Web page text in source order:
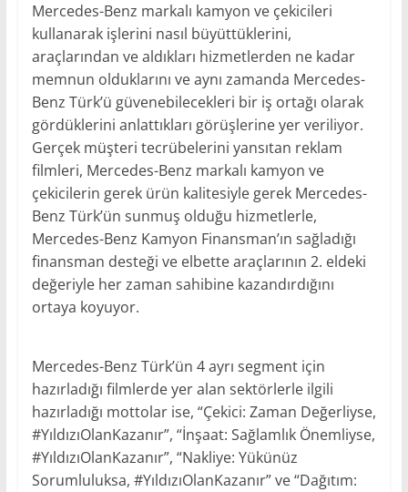
Mercedes-Benz markalı kamyon ve çekicileri
kullanarak işlerini nasıl büyüttüklerini,
araçlarından ve aldıkları hizmetlerden ne kadar
memnun olduklarını ve aynı zamanda Mercedes-
Benz Türk’ü güvenebilecekleri bir iş ortağı olarak
gördüklerini anlattıkları görüşlerine yer veriliyor.
Gerçek müşteri tecrübelerini yansıtan reklam
filmleri, Mercedes-Benz markalı kamyon ve
çekicilerin gerek ürün kalitesiyle gerek Mercedes-
Benz Türk’ün sunmuş olduğu hizmetlerle,
Mercedes-Benz Kamyon Finansman’ın sağladığı
finansman desteği ve elbette araçlarının 2. eldeki
değeriyle her zaman sahibine kazandırdığını
ortaya koyuyor.
Mercedes-Benz Türk’ün 4 ayrı segment için
hazırladığı filmlerde yer alan sektörlerle ilgili
hazırladığı mottolar ise, “Çekici: Zaman Değerliyse,
#YıldızıOlanKazanır”, “İnşaat: Sağlamlık Önemliyse,
#YıldızıOlanKazanır”, “Nakliye: Yükünüz
Sorumluluksa, #YıldızıOlanKazanır” ve “Dağıtım: